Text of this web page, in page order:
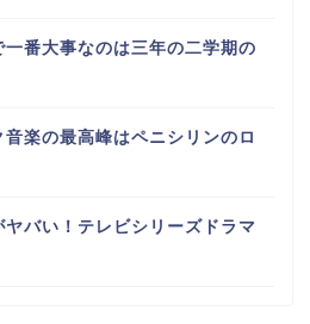
番大事なのは三年の二学期の
楽の最高峰はペニシリンのロ
バい！テレビシリーズドラマ